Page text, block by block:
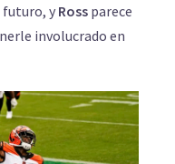
futuro, y Ross parece
involucrado en